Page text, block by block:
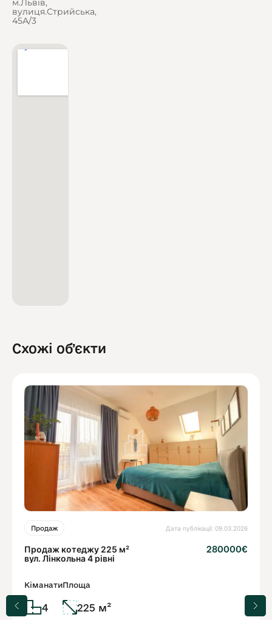
м.Львів,
вулиця.Стрийська,
45А/3
Схожі обʼєкти
Продаж Дата публікації: 09.03.2026
Продаж котеджу 225 м²
вул. Лінкольна 4 рівні
280000€
Кіманати
4
Площа
225 м²